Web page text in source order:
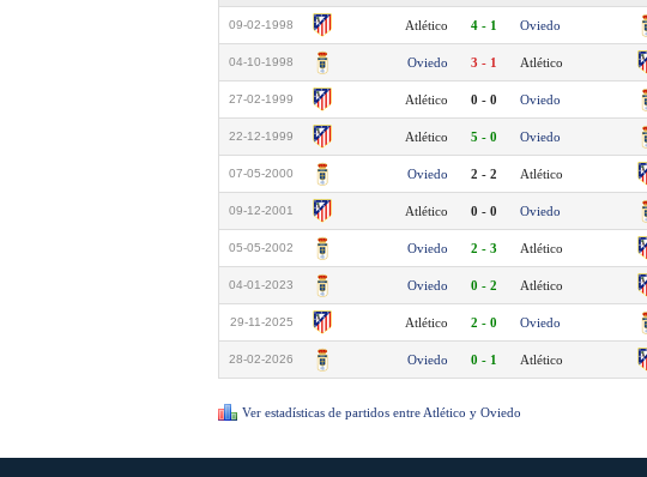
09-02-1998 Atlético 4 - 1 Oviedo
04-10-1998 Oviedo 3 - 1 Atlético
27-02-1999 Atlético 0 - 0 Oviedo
22-12-1999 Atlético 5 - 0 Oviedo
07-05-2000 Oviedo 2 - 2 Atlético
09-12-2001 Atlético 0 - 0 Oviedo
05-05-2002 Oviedo 2 - 3 Atlético
04-01-2023 Oviedo 0 - 2 Atlético
29-11-2025 Atlético 2 - 0 Oviedo
28-02-2026 Oviedo 0 - 1 Atlético
Ver estadísticas de partidos entre Atlético y Oviedo